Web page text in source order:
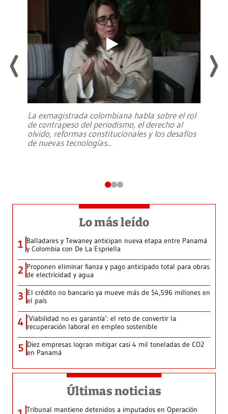
La exmagistrada colombiana habla sobre el rol
de contrapeso del periodismo, el derecho al
olvido, reformas constitucionales y los desafíos
de nuevas tecnologías...
Lo más leído
1 Balladares y Tewaney anticipan nueva etapa entre Panamá
y Colombia con De La Espriella
2 Proponen eliminar fianza y pago anticipado total para obras
de electricidad y agua
3 El crédito no bancario ya mueve más de $4,596 millones en
el país
4 ‘Viabilidad no es garantía’: el reto de convertir la
recuperación laboral en empleo sostenible
5 Diez empresas logran mitigar casi 4 mil toneladas de CO2
en Panamá
Últimas noticias
Tribunal mantiene detenidos a imputados en Operación